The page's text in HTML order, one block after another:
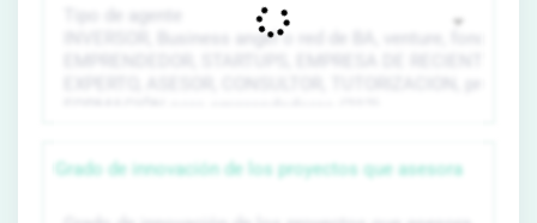
Grado de innovación de los proyectos que asesora